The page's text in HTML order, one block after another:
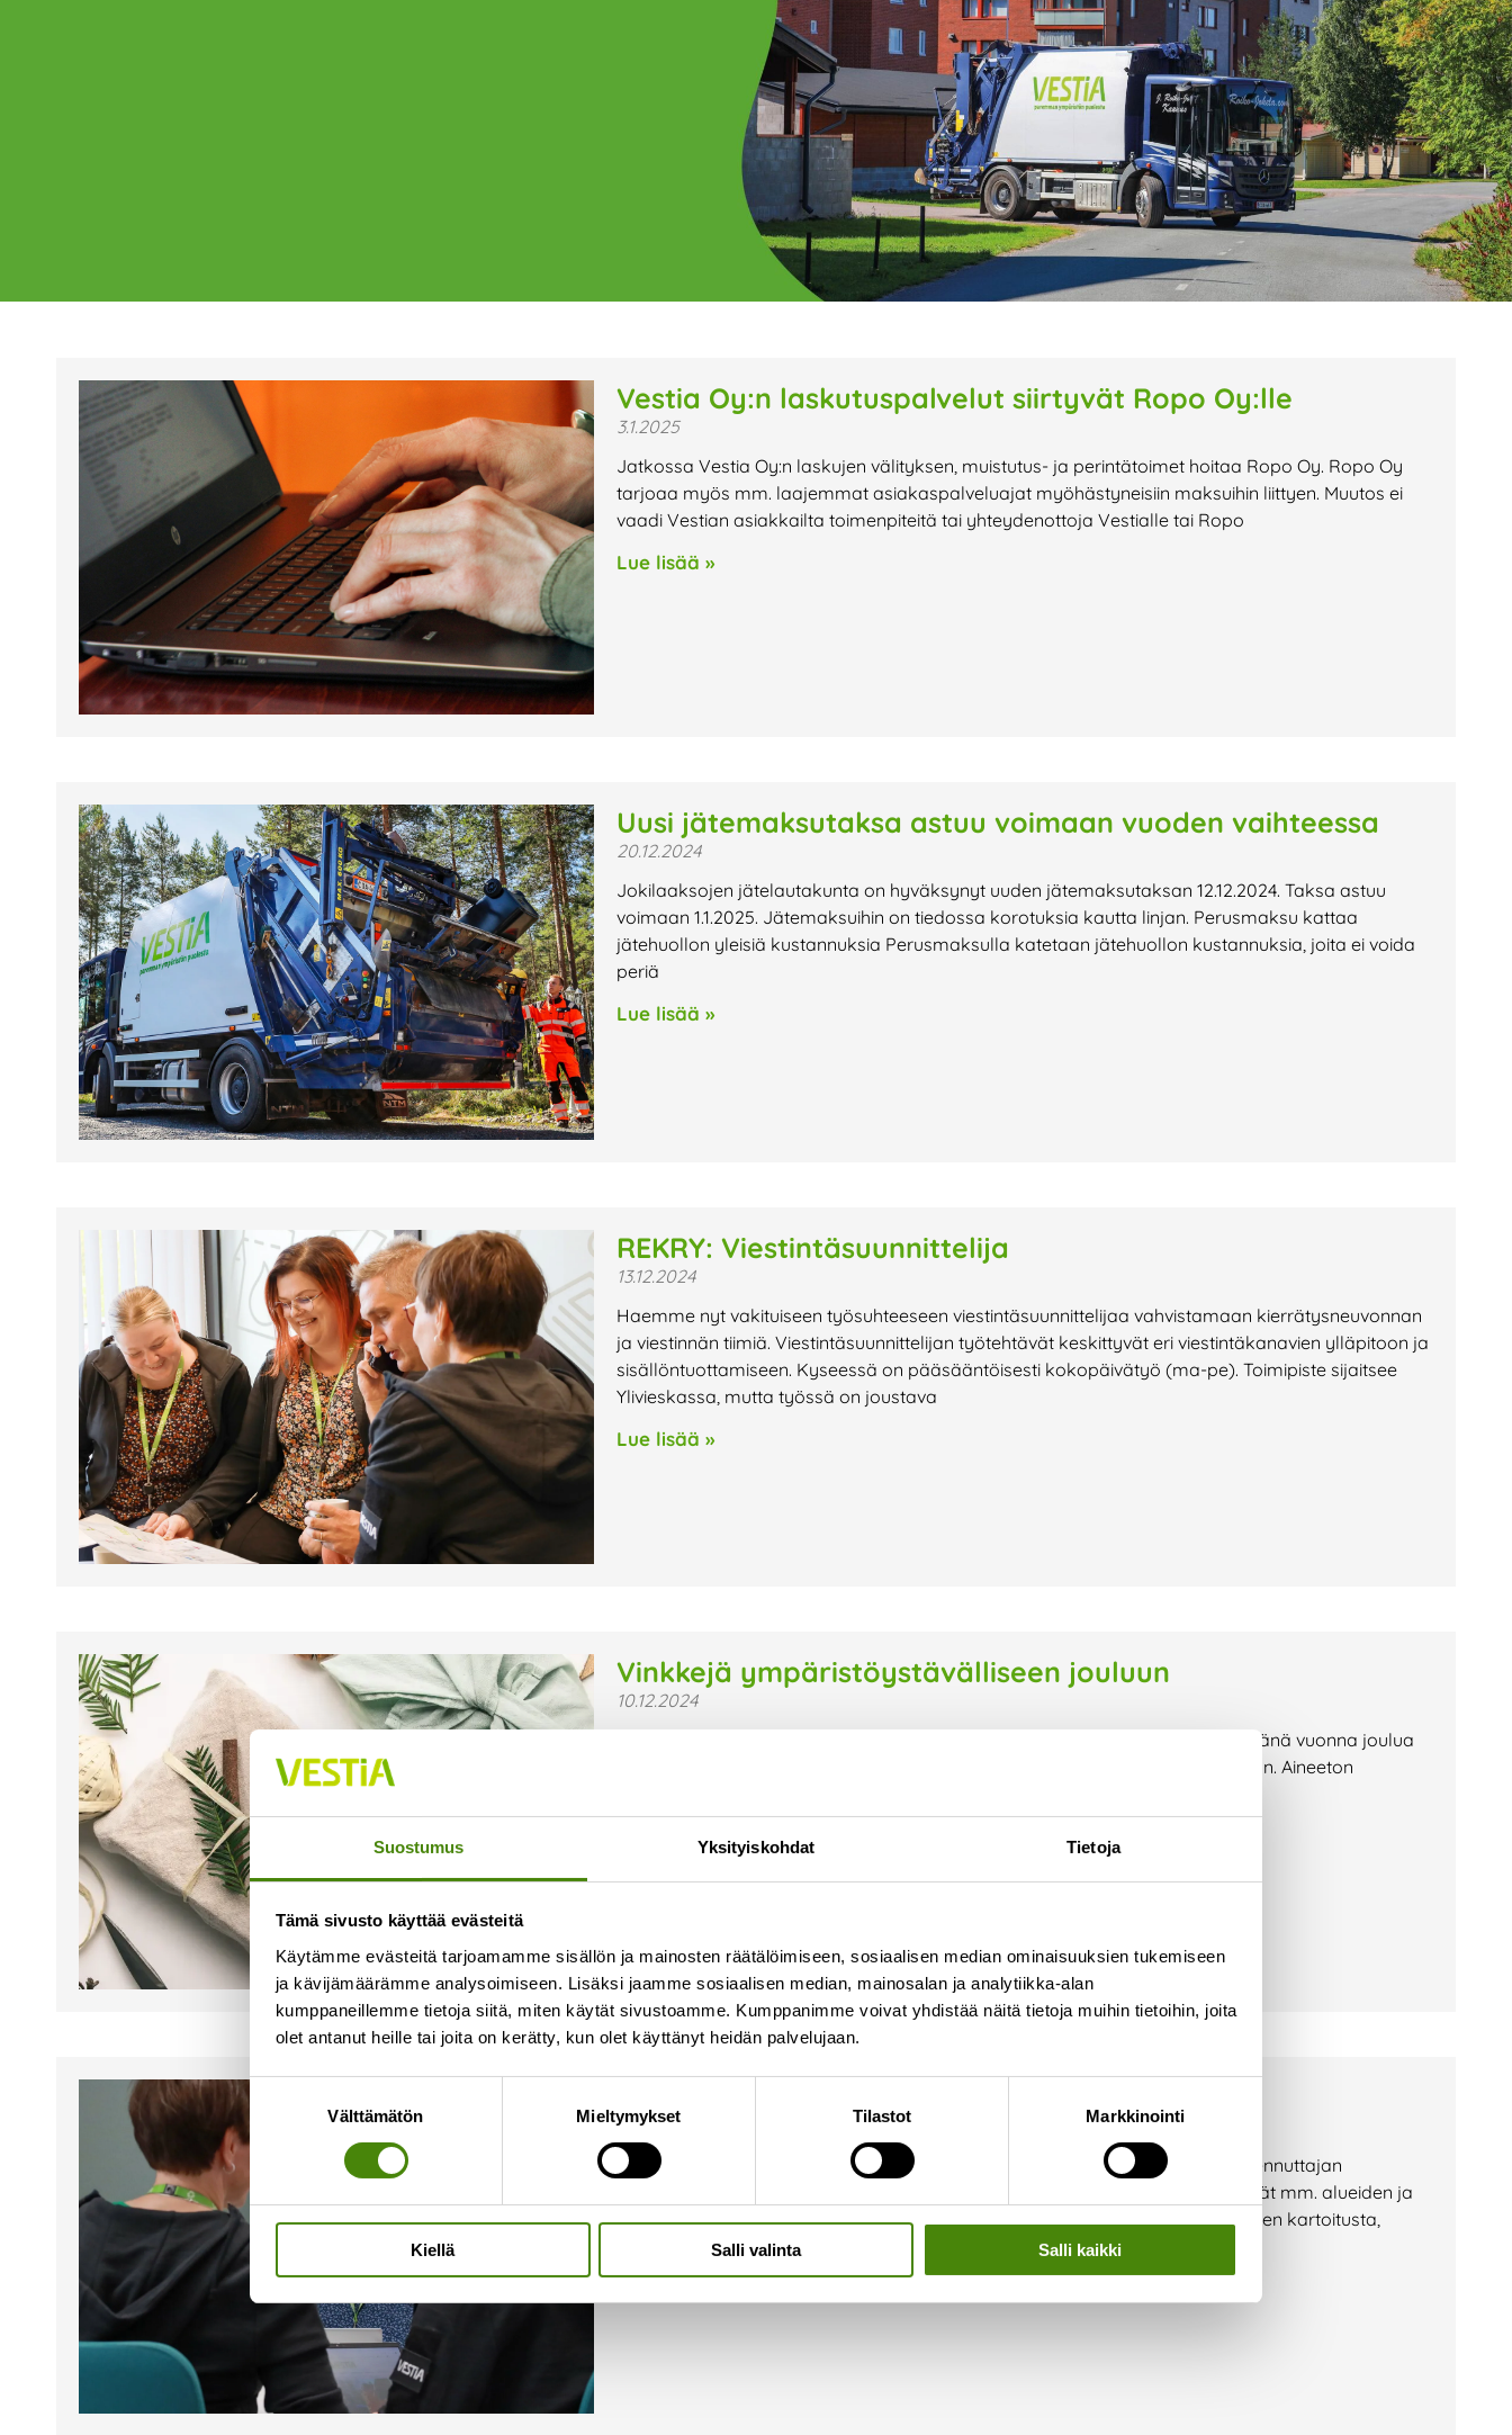
Suostumus Yksityiskohdat Tietoja
Tämä sivusto käyttää evästeitä
Käytämme evästeitä tarjoamamme sisällön ja mainosten räätälöimiseen, sosiaalisen median ominaisuuksien tukemiseen
ja kävijämäärämme analysoimiseen. Lisäksi jaamme sosiaalisen median, mainosalan ja analytiikka-alan
kumppaneillemme tietoja siitä, miten käytät sivustoamme. Kumppanimme voivat yhdistää näitä tietoja muihin tietoihin, joita
olet antanut heille tai joita on kerätty, kun olet käyttänyt heidän palvelujaan.
Välttämätön Mieltymykset Tilastot Markkinointi
Kiellä Salli valinta Salli kaikki
Ajankohtaista
Tältä sivulta löydät Vestian ajankohtaiset uutiset,
mahdolliset poikkeukset aukioloajoissa ja lähiaikojen
tapahtumat.
Vestia Oy:n laskutuspalvelut siirtyvät Ropo Oy:lle
3.1.2025
Jatkossa Vestia Oy:n laskujen välityksen, muistutus- ja perintätoimet hoitaa Ropo Oy. Ropo Oy
tarjoaa myös mm. laajemmat asiakaspalveluajat myöhästyneisiin maksuihin liittyen. Muutos ei
vaadi Vestian asiakkailta toimenpiteitä tai yhteydenottoja Vestialle tai Ropo
Lue lisää »
Uusi jätemaksutaksa astuu voimaan vuoden vaihteessa
20.12.2024
Jokilaaksojen jätelautakunta on hyväksynyt uuden jätemaksutaksan 12.12.2024. Taksa astuu
voimaan 1.1.2025. Jätemaksuihin on tiedossa korotuksia kautta linjan. Perusmaksu kattaa
jätehuollon yleisiä kustannuksia Perusmaksulla katetaan jätehuollon kustannuksia, joita ei voida
periä
Lue lisää »
REKRY: Viestintäsuunnittelija
13.12.2024
Haemme nyt vakituiseen työsuhteeseen viestintäsuunnittelijaa vahvistamaan kierrätysneuvonnan
ja viestinnän tiimiä. Viestintäsuunnittelijan työtehtävät keskittyvät eri viestintäkanavien ylläpitoon ja
sisällöntuottamiseen. Kyseessä on pääsääntöisesti kokopäivätyö (ma-pe). Toimipiste sijaitsee
Ylivieskassa, mutta työssä on joustava
Lue lisää »
Vinkkejä ympäristöystävälliseen jouluun
10.12.2024
Tuntuuko sinustakin, että tavaraa ja krääsää on tarpeeksi ja haluaisit viettää tänä vuonna joulua
hieman ympäristöystävällisemmin? Tässäpä vinkkejä ekologisempaan jouluun. Aineeton
Lue lisää »
4.12.2024
Haemme nyt rakennuttajaa Ylivieskaan vahvistamaan hanketiimiämme. Rakennuttajan
työehtävät muodostuvat pääasiassa rakentamisen tilaaja-asioista ja sisältävät mm. alueiden ja
kenttärakenteiden suunnittelua, eri suunnittelualojen yhdistämistä, tilaajatarpeen kartoitusta,
suunnittelun ja rakentamisen koordinointia sekä aikataulutusta.
PagePagePagePagePage